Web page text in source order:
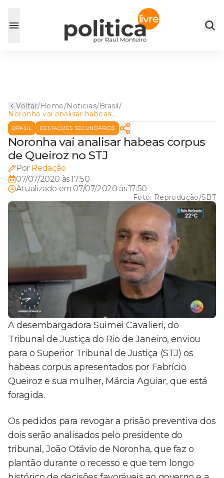
Voltar/Home/Noticias/Brasil/
Noronha vai analisar habeas
corpus de Queiroz no STJ
BRASIL DESTAQUES SECUNDÁRIOS
Noronha vai analisar habeas corpus
de Queiroz no STJ
Por Redação
07/07/2020 às 17:50
Atualizado em 07/07/2020 às 17:50
Foto: Reprodução/SBT
A desembargadora Suimei Cavalieri, do
Tribunal de Justiça do Rio de Janeiro, enviou
para o Superior Tribunal de Justiça (STJ) os
habeas corpus apresentados por Fabrício
Queiroz e sua mulher, Márcia Aguiar, que está
foragida.
Os pedidos para revogar a prisão preventiva dos
dois serão analisados pelo presidente do
tribunal, João Otávio de Noronha, que faz o
plantão durante o recesso e que tem longo